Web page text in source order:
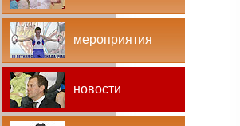
мероприятия
новости